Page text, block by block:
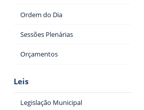
Ordem do Dia
Sessões Plenárias
Orçamentos
Leis
Legislação Municipal